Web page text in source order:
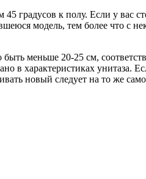
градусов к полу. Если у вас
модель, тем более что с
меньше 20-25 см,
в характеристиках унитаза.
новый следует на то же